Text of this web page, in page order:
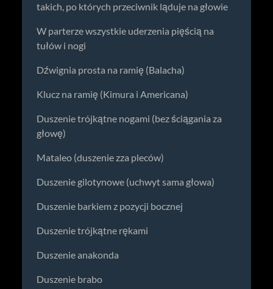
takich, po których przeciwnik ląduje na głowie
W parterze wszystkie uderzenia pięścią na
tułów i nogi
Dźwignia prosta na ramię (Balacha)
Klucz na ramię (Kimura i Americana)
Duszenie trójkątne nogami (bez ściągania za
głowę)
Mataleo (duszenie zza pleców)
Duszenie gilotynowe (uchwyt sama głowa)
Duszenie barkiem z pozycji bocznej
Duszenie trójkątne rękami
Duszenie anakonda
Duszenie brabo